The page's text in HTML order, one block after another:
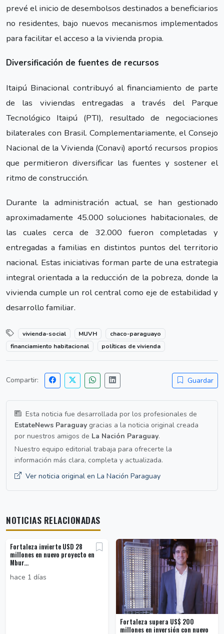
prevé el inicio de desembolsos destinados a beneficiarios
no residentes, bajo nuevos mecanismos implementados
para facilitar el acceso a la vivienda propia.
Diversificación de fuentes de recursos
Itaipú Binacional contribuyó al financiamiento de parte
de las viviendas entregadas a través del Parque
Tecnológico Itaipú (PTI), resultado de negociaciones
bilaterales con Brasil. Complementariamente, el Consejo
Nacional de la Vivienda (Conavi) aportó recursos propios
que permitieron diversificar las fuentes y sostener el
ritmo de construcción.
Durante la administración actual, se han gestionado
aproximadamente 45.000 soluciones habitacionales, de
las cuales cerca de 32.000 fueron completadas y
entregadas a familias en distintos puntos del territorio
nacional. Estas iniciativas forman parte de una estrategia
integral orientada a la reducción de la pobreza, donde la
vivienda cumple un rol central como eje de estabilidad y
desarrollo familiar.
vivienda-social MUVH
chaco-paraguayo
financiamiento habitacional
políticas de vivienda
Compartir: Guardar
Esta noticia fue desarrollada por los profesionales de
EstateNews Paraguay gracias a la noticia original creada
por nuestros amigos de La Nación Paraguay.
Nuestro equipo editorial trabaja para ofrecerte la
información más clara, completa y actualizada.
Ver noticia original en La Nación Paraguay
NOTICIAS RELACIONADAS
Fortaleza invierte USD 28
millones en nuevo proyecto en
Mbur...
hace 1 días
Fortaleza supera US$ 200
millones en inversión con nuevo